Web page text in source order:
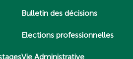
Bulletin des décisions
Elections professionnelles
Vie Administrative